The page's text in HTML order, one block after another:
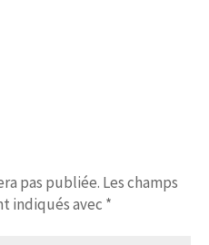
pas publiée. Les champs
indiqués avec *